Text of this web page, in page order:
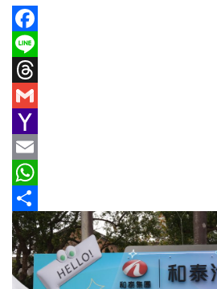
首
頁
新
車
情
報
車
輛
空
間
F
a
c
b
o
o
k
L
e
T
r
e
a
d
s
G
m
a
l
Y
a
h
o
o
M
E
m
a
i
l
W
h
a
t
分
享